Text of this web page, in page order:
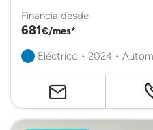
Financia desde
681€/mes*
Eléctrico • 2024 •